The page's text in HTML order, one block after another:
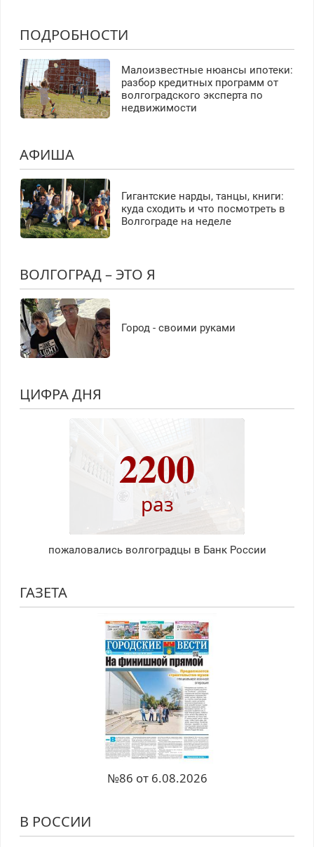
ПОДРОБНОСТИ
Малоизвестные нюансы ипотеки:
разбор кредитных программ от
волгоградского эксперта по
недвижимости
АФИША
Гигантские нарды, танцы, книги:
куда сходить и что посмотреть в
Волгограде на неделе
ВОЛГОГРАД – ЭТО Я
Город - своими руками
ЦИФРА ДНЯ
2200
раз
пожаловались волгоградцы в Банк России
ГАЗЕТА
№86 от 6.08.2026
В РОССИИ